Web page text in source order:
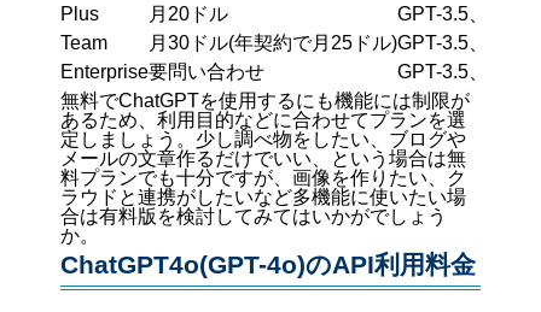
Plus
月20ドル
GPT-3.5、GPT-
Team
月30ドル(年契約で月25ドル)GPT-3.5、GPT-
Enterprise要問い合わせ
GPT-3.5、GPT-
無料でChatGPTを使用するにも機能には制限が
あるため、利用目的などに合わせてプランを選
定しましょう。少し調べ物をしたい、ブログや
メールの文章作るだけでいい、という場合は無
料プランでも十分ですが、画像を作りたい、ク
ラウドと連携がしたいなど多機能に使いたい場
合は有料版を検討してみてはいかがでしょう
か。
ChatGPT4o(GPT-4o)のAPI利用料金